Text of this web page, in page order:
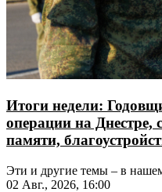
Итоги недели:
операции на Днестре,
памяти,
Эти и другие темы – в
02 Авг., 2026, 16:00